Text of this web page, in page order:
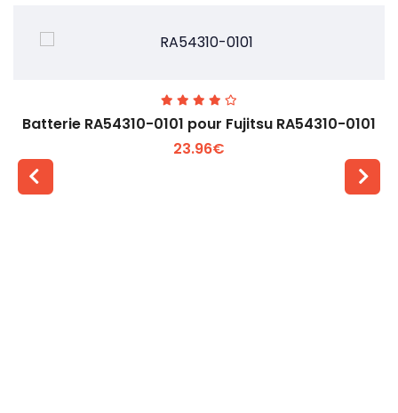
Batterie RA54310-0101 pour Fujitsu RA54310-0101
23.96€